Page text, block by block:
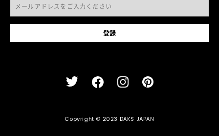
Copyright © 2023 DAKS JAPAN